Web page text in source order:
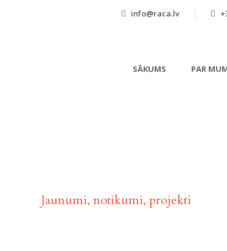
info@raca.lv
SĀKUMS PAR
Jaunumi, notikumi, projekti